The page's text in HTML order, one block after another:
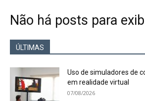
Não há posts para
ÚLTIMAS
Uso de simuladores de
em realidade virtual
07/08/2026